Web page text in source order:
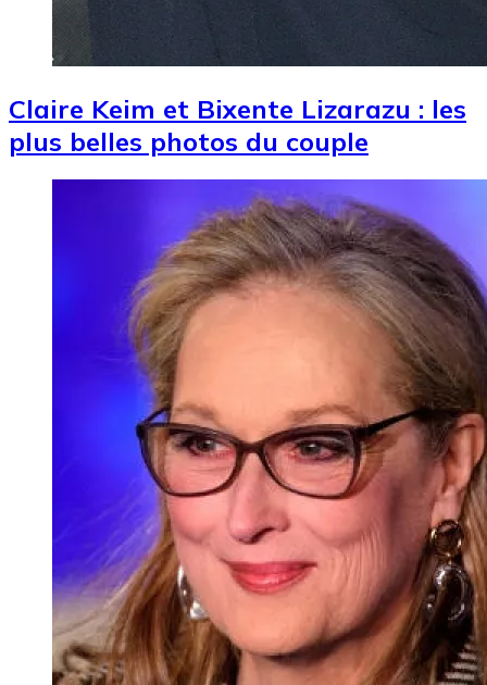
Claire Keim et Bixente Lizarazu : les
plus belles photos du couple